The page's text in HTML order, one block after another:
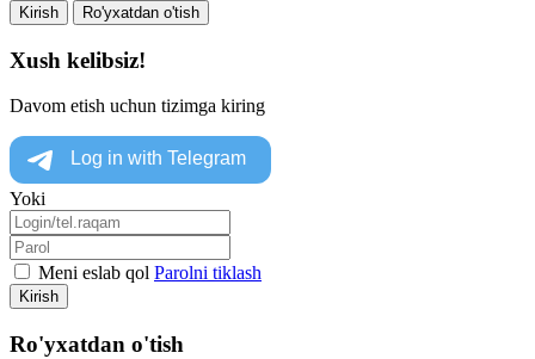
Kirish Ro'yxatdan o'tish
Xush kelibsiz!
Davom etish uchun tizimga kiring
Yoki
Meni eslab qol Parolni tiklash
Kirish
Ro'yxatdan o'tish